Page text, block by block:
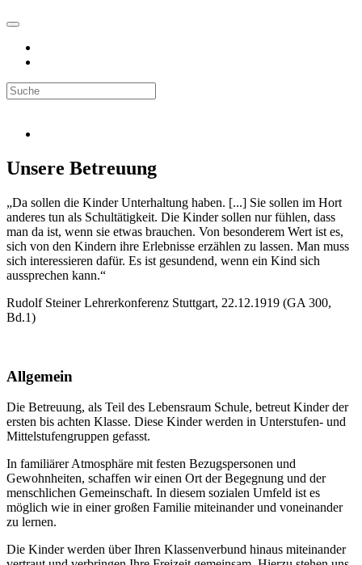
Unsere Betreuung
„Da sollen die Kinder Unterhaltung haben. [...] Sie sollen im Hort
anderes tun als Schultätigkeit. Die Kinder sollen nur ­fühlen, dass
man da ist, wenn sie etwas brauchen. Von besonderem Wert ist es,
sich von den Kindern ihre ­Erlebnisse erzählen zu lassen. Man muss
sich interessieren dafür. Es ist gesundend, wenn ein Kind sich
aussprechen kann.“
Rudolf Steiner Lehrerkonferenz Stuttgart, 22.12.1919 (GA 300,
Bd.1)
Allgemein
Die Betreuung, als Teil des Lebensraum Schule, betreut Kinder der
ersten bis achten Klasse. Diese Kinder werden in Unterstufen- und
Mittelstufengruppen gefasst.
In familiärer Atmosphäre mit festen Bezugspersonen und
Gewohnheiten, schaffen wir einen Ort der Begegnung und der
menschlichen Gemeinschaft. In diesem sozialen Umfeld ist es
möglich wie in einer großen Familie miteinander und voneinander
zu lernen.
Die Kinder werden über Ihren Klassenverbund hinaus miteinander